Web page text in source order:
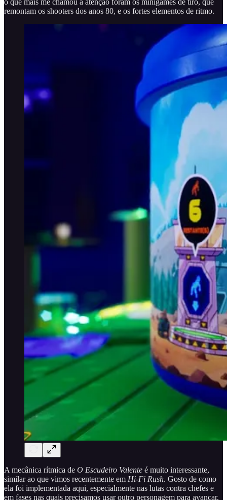
o que mais me chamou a atenção foram os minigames de tiro, que
remontam os shooters dos anos 80, e os fortes elementos de ritmo.
A mecânica rítmica de O Escudeiro Valente é muito interessante,
similar ao que vimos recentemente em Hi-Fi Rush. Gosto de como
ela foi implementada aqui, especialmente nas lutas contra chefes e
em fases nas quais precisamos usar outro personagem para avançar.